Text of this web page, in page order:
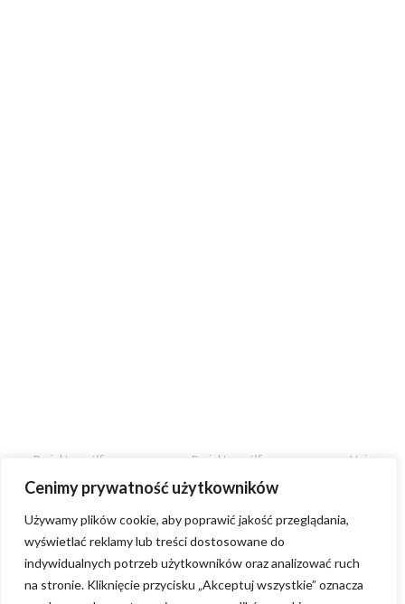
Cenimy prywatność użytkowników
Używamy plików cookie, aby poprawić jakość przeglądania,
wyświetlać reklamy lub treści dostosowane do
indywidualnych potrzeb użytkowników oraz analizować ruch
na stronie. Kliknięcie przycisku „Akceptuj wszystkie” oznacza
Projekt współfinansowany przez Projekt współfinansowany przez Unię
w ramach Regionalnego Programu Operacyjnego Województwa
Mazowieckiego 2014-2020 oraz ze środków budżetu województwa
mazowieckiego. Unię Europejską ze środków Europejskiego Funduszu
Rozwoju Regionalnego w ramach Regionalnego Programu Operacyjnego
Województwa Mazowieckiego 2014-2020 oraz ze środków budżetu